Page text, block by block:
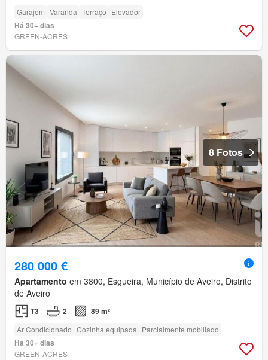
Garajem Varanda Terraço Elevador
Há 30+ dias
GREEN-ACRES
8 Fotos
280 000 €
Apartamento em 3800, Esgueira, Município de Aveiro, Distrito
de Aveiro
T3 2 89 m²
Ar Condicionado Cozinha equipada Parcialmente mobiliado
Há 30+ dias
GREEN-ACRES